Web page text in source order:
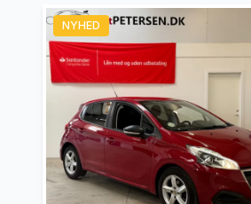
Fartpilot
Fuldautomatisk klimaanlæg
Isofix
NYHED